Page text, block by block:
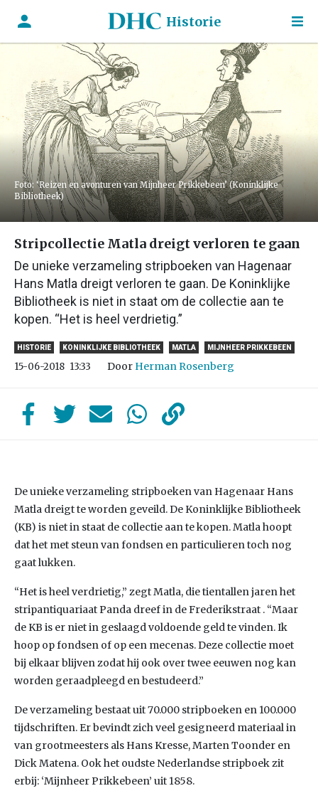
Historie
Foto: ‘Reizen en avonturen van Mijnheer Prikkebeen’ (Koninklijke
Bibliotheek)
Stripcollectie Matla dreigt verloren te gaan
De unieke verzameling stripboeken van Hagenaar
Hans Matla dreigt verloren te gaan. De Koninklijke
Bibliotheek is niet in staat om de collectie aan te
kopen. “Het is heel verdrietig.”
HISTORIE KONINKLIJKE BIBLIOTHEEK MATLA MIJNHEER PRIKKEBEEN
15-06-2018 13:33 Door Herman Rosenberg
De unieke verzameling stripboeken van Hagenaar Hans
Matla dreigt te worden geveild. De Koninklijke Bibliotheek
(KB) is niet in staat de collectie aan te kopen. Matla hoopt
dat het met steun van fondsen en particulieren toch nog
gaat lukken.
“Het is heel verdrietig,” zegt Matla, die tientallen jaren het
stripantiquariaat Panda dreef in de Frederikstraat . “Maar
de KB is er niet in geslaagd voldoende geld te vinden. Ik
hoop op fondsen of op een mecenas. Deze collectie moet
bij elkaar blijven zodat hij ook over twee eeuwen nog kan
worden geraadpleegd en bestudeerd.”
De verzameling bestaat uit 70.000 stripboeken en 100.000
tijdschriften. Er bevindt zich veel gesigneerd materiaal in
van grootmeesters als Hans Kresse, Marten Toonder en
Dick Matena. Ook het oudste Nederlandse stripboek zit
erbij: ‘Mijnheer Prikkebeen’ uit 1858.